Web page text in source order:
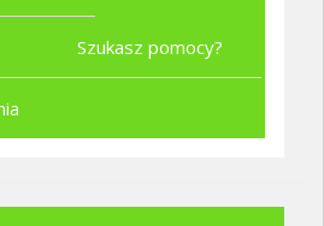
Szukasz pomocy?